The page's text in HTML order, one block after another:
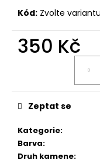
Kód: Zvolte variantu
350 Kč
Kategorie:
Barva:
Druh kamene:
Zeptat se
u
u
m
e